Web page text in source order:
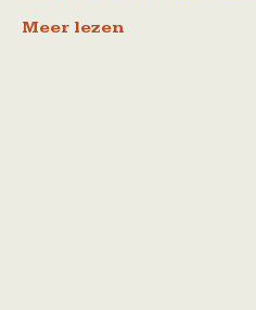
Meer lezen